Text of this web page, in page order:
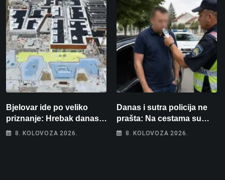
Bjelovar ide po veliko
priznanje: Hrebak danas u
Parizu predstavlja
8. KOLOVOZA 2026.
Danas i sutra policija ne
prašta: Na cestama su
posebno na meti ovi
8. KOLOVOZA 2026.